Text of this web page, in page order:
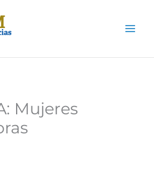
Mujeres